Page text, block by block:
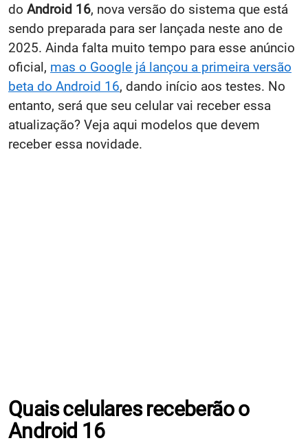
do Android 16, nova versão do sistema que está
sendo preparada para ser lançada neste ano de
2025. Ainda falta muito tempo para esse anúncio
oficial, mas o Google já lançou a primeira versão
beta do Android 16, dando início aos testes. No
entanto, será que seu celular vai receber essa
atualização? Veja aqui modelos que devem
receber essa novidade.
Quais celulares receberão o
Android 16